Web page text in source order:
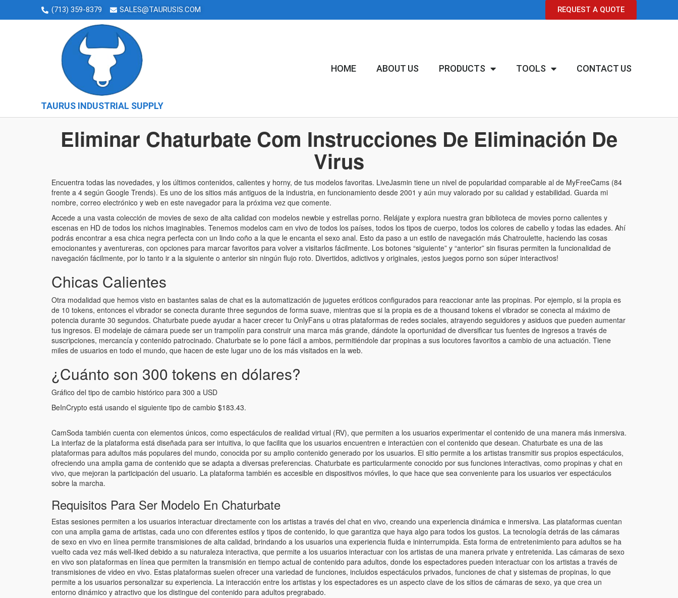
(713) 359-8379 SALES@TAURUSIS.COM REQUEST A QUOTE
TAURUS INDUSTRIAL SUPPLY
HOME ABOUT US PRODUCTS TOOLS CONTACT US
Eliminar Chaturbate Com Instrucciones De Eliminación De
Virus
Encuentra todas las novedades, y los últimos contenidos, calientes y horny, de tus modelos favoritas. LiveJasmin tiene un nivel de popularidad comparable al de MyFreeCams (84
frente a 4 según Google Trends). Es uno de los sitios más antiguos de la industria, en funcionamiento desde 2001 y aún muy valorado por su calidad y estabilidad. Guarda mi
nombre, correo electrónico y web en este navegador para la próxima vez que comente.
Accede a una vasta colección de movies de sexo de alta calidad con modelos newbie y estrellas porno. Relájate y explora nuestra gran biblioteca de movies porno calientes y
escenas en HD de todos los nichos imaginables. Tenemos modelos cam en vivo de todos los países, todos los tipos de cuerpo, todos los colores de cabello y todas las edades. Ahí
podrás encontrar a esa chica negra perfecta con un lindo coño a la que le encanta el sexo anal. Esto da paso a un estilo de navegación más Chatroulette, haciendo las cosas
emocionantes y aventureras, con opciones para marcar favoritos para volver a visitarlos fácilmente. Los botones “siguiente” y “anterior” sin fisuras permiten la funcionalidad de
navegación fácilmente, por lo tanto ir a la siguiente o anterior sin ningún flujo roto. Divertidos, adictivos y originales, ¡estos juegos porno son súper interactivos!
Chicas Calientes
Otra modalidad que hemos visto en bastantes salas de chat es la automatización de juguetes eróticos configurados para reaccionar ante las propinas. Por ejemplo, si la propia es
de 10 tokens, entonces el vibrador se conecta durante three segundos de forma suave, mientras que si la propia es de a thousand tokens el vibrador se conecta al máximo de
potencia durante 30 segundos. Chaturbate puede ayudar a hacer crecer tu OnlyFans u otras plataformas de redes sociales, atrayendo seguidores y asiduos que pueden aumentar
tus ingresos. El modelaje de cámara puede ser un trampolín para construir una marca más grande, dándote la oportunidad de diversificar tus fuentes de ingresos a través de
suscripciones, mercancía y contenido patrocinado. Chaturbate se lo pone fácil a ambos, permitiéndole dar propinas a sus locutores favoritos a cambio de una actuación. Tiene
miles de usuarios en todo el mundo, que hacen de este lugar uno de los más visitados en la web.
¿Cuánto son 300 tokens en dólares?
Gráfico del tipo de cambio histórico para 300 a USD
BeInCrypto está usando el siguiente tipo de cambio $183.43.
CamSoda también cuenta con elementos únicos, como espectáculos de realidad virtual (RV), que permiten a los usuarios experimentar el contenido de una manera más inmersiva.
La interfaz de la plataforma está diseñada para ser intuitiva, lo que facilita que los usuarios encuentren e interactúen con el contenido que desean. Chaturbate es una de las
plataformas para adultos más populares del mundo, conocida por su amplio contenido generado por los usuarios. El sitio permite a los artistas transmitir sus propios espectáculos,
ofreciendo una amplia gama de contenido que se adapta a diversas preferencias. Chaturbate es particularmente conocido por sus funciones interactivas, como propinas y chat en
vivo, que mejoran la participación del usuario. La plataforma también es accesible en dispositivos móviles, lo que hace que sea conveniente para los usuarios ver espectáculos
sobre la marcha.
Requisitos Para Ser Modelo En Chaturbate
Estas sesiones permiten a los usuarios interactuar directamente con los artistas a través del chat en vivo, creando una experiencia dinámica e inmersiva. Las plataformas cuentan
con una amplia gama de artistas, cada uno con diferentes estilos y tipos de contenido, lo que garantiza que haya algo para todos los gustos. La tecnología detrás de las cámaras
de sexo en vivo en línea permite transmisiones de alta calidad, brindando a los usuarios una experiencia fluida e ininterrumpida. Esta forma de entretenimiento para adultos se ha
vuelto cada vez más well-liked debido a su naturaleza interactiva, que permite a los usuarios interactuar con los artistas de una manera private y entretenida. Las cámaras de sexo
en vivo son plataformas en línea que permiten la transmisión en tiempo actual de contenido para adultos, donde los espectadores pueden interactuar con los artistas a través de
transmisiones de video en vivo. Estas plataformas suelen ofrecer una variedad de funciones, incluidos espectáculos privados, funciones de chat y sistemas de propinas, lo que
permite a los usuarios personalizar su experiencia. La interacción entre los artistas y los espectadores es un aspecto clave de los sitios de cámaras de sexo, ya que crea un
entorno dinámico y atractivo que los distingue del contenido para adultos pregrabado.